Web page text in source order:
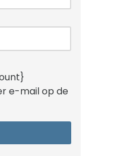
e-mail op de